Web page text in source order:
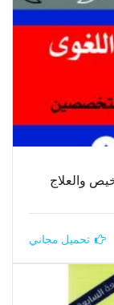
والعلاج
تحميل مجاني